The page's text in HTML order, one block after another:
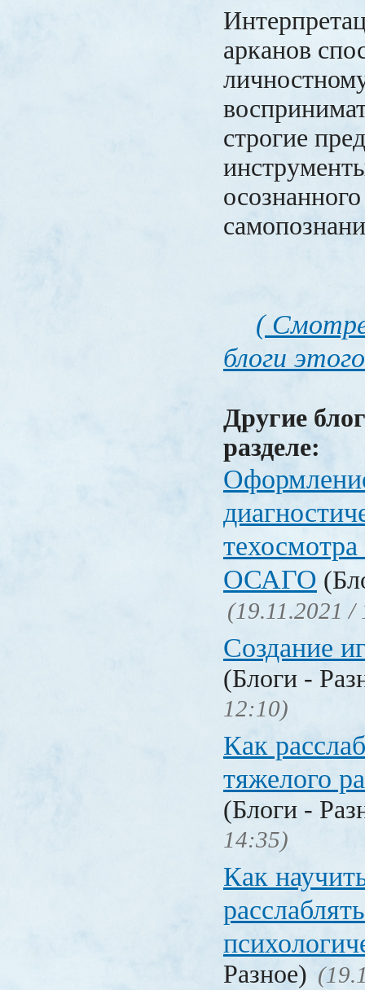
арканов
строгие
(
блоги
Другие
разделе:
ОСАГО
(19.11.2021 /
Создание
(Блоги -
12:10)
Как
тяжелого
(Блоги -
14:35)
Как
Разное)